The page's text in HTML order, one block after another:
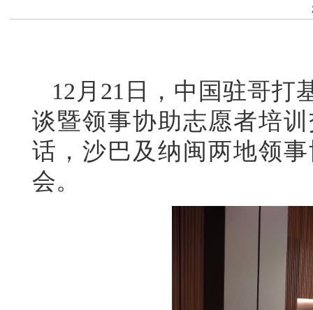
12月21日，中国驻哥打
谈暨领事协助志愿者培
话，沙巴及纳闽两地领
会。